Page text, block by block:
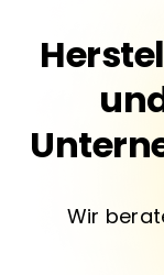
Wir